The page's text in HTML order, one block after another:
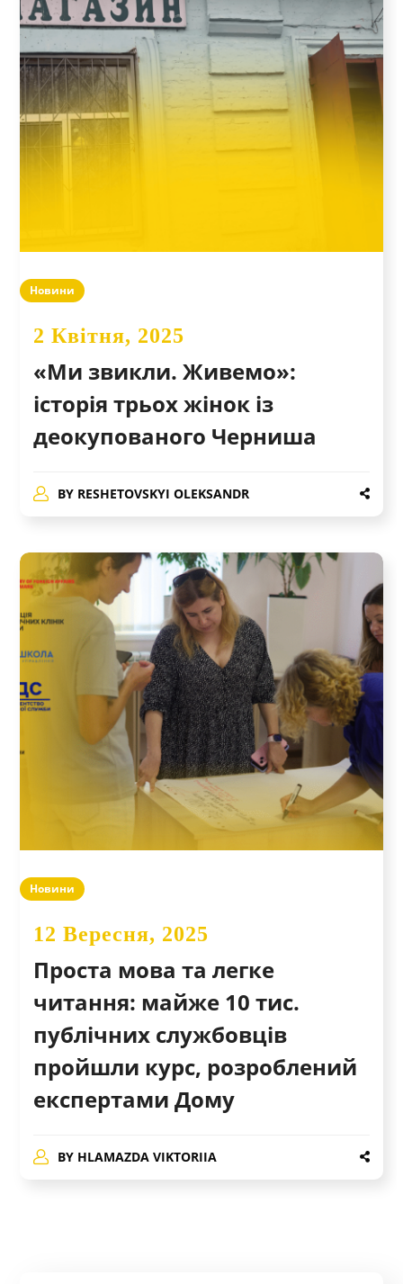
Новини
2 Квітня, 2025
«Ми звикли. Живемо»:
історія трьох жінок із
деокупованого Черниша
BY RESHETOVSKYI OLEKSANDR
Новини
12 Вересня, 2025
Проста мова та легке
читання: майже 10 тис.
публічних службовців
пройшли курс, розроблений
експертами Дому
BY HLAMAZDA VIKTORIIA